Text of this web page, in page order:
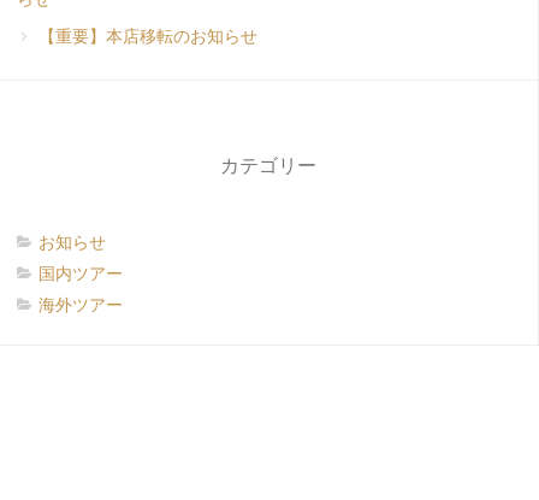
【重要】本店移転のお知らせ
カテゴリー
お知らせ
国内ツアー
海外ツアー